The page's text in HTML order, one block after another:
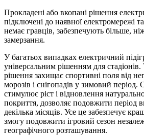
Прокладені або вкопані рішення
підключені до наявної електромережі
немає гравців, забезпечують більше,
замерзання.
У багатьох випадках електричний
універсальним рішенням для
рішення захищає спортивні поля від
морозів і снігопадів у зимовий період.
стимулює ріст і відновлення
покриття, дозволяє подовжити період
декілька місяців. Усе це забезпечує
змогу подовжити ігровий сезон
географічного розташування.